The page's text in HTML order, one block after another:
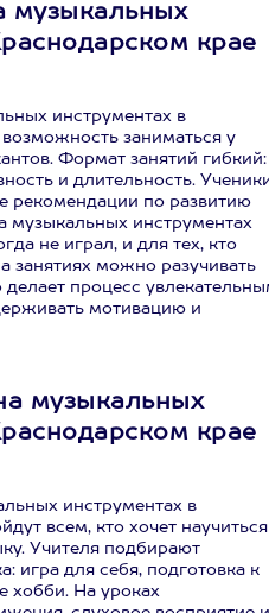
музыкальных
крае
инструментах в
заниматься у
Формат занятий гибкий:
и длительность.
рекомендации по развитию
музыкальных инструментах
не играл, и для тех, кто
занятиях можно разучивать
процесс
мотивацию и
музыкальных
крае
инструментах в
всем, кто хочет научиться
Учителя подбирают
игра для себя, подготовка к
хобби. На уроках